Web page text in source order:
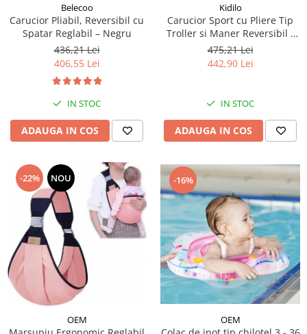
Belecoo
Carucior Pliabil, Reversibil cu
Spatar Reglabil – Negru
436,21 Lei
406,55 Lei
IN STOC
ADAUGA IN COS
Kidilo
Carucior Sport cu Pliere Tip
Troller si Maner Reversibil -
Bej
475,21 Lei
442,90 Lei
IN STOC
ADAUGA IN COS
-22% NOU
OEM
-16%
OEM